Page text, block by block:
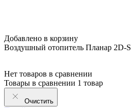
Добавлено в корзину
Воздушный отопитель Планар 2D-S
Нет товаров в сравнении
Товары в сравнении 1 товар
Очистить